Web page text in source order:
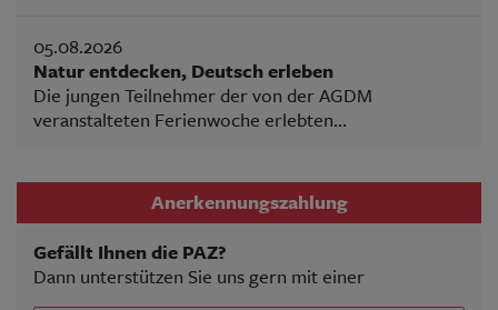
05.08.2026
Natur entdecken, Deutsch erleben
Die jungen Teilnehmer der von der AGDM
veranstalteten Ferienwoche erlebten...
Anerkennungszahlung
Gefällt Ihnen die PAZ?
Dann unterstützen Sie uns gern mit einer